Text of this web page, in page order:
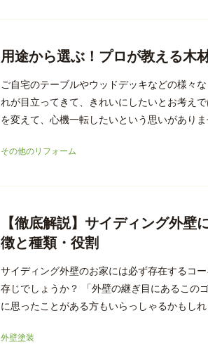
用途から選ぶ！プロが教える木
ご自宅のテーブルやウッドデッキなどの様々
れが目立ってきて、きれいにしたいとお考え
を変えて、心機一転したいという思いがありま
その他のリフォーム
【徹底解説】サイディング外壁
徴と種類・役割
サイディング外壁のお家には必ず存在するコ
存じでしょうか？ 「外壁の継ぎ目にあるこの
に思ったことがある方もいらっしゃるかもしれ
外壁塗装